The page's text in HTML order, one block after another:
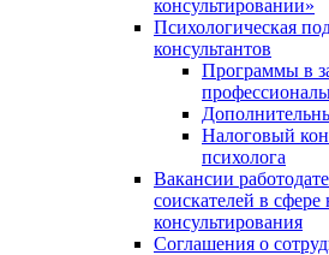
консультировании»
Психологическая
консультантов
Программы в
Налоговый
психолога
Вакансии
соискателей в сфере
консультирования
Соглашения о